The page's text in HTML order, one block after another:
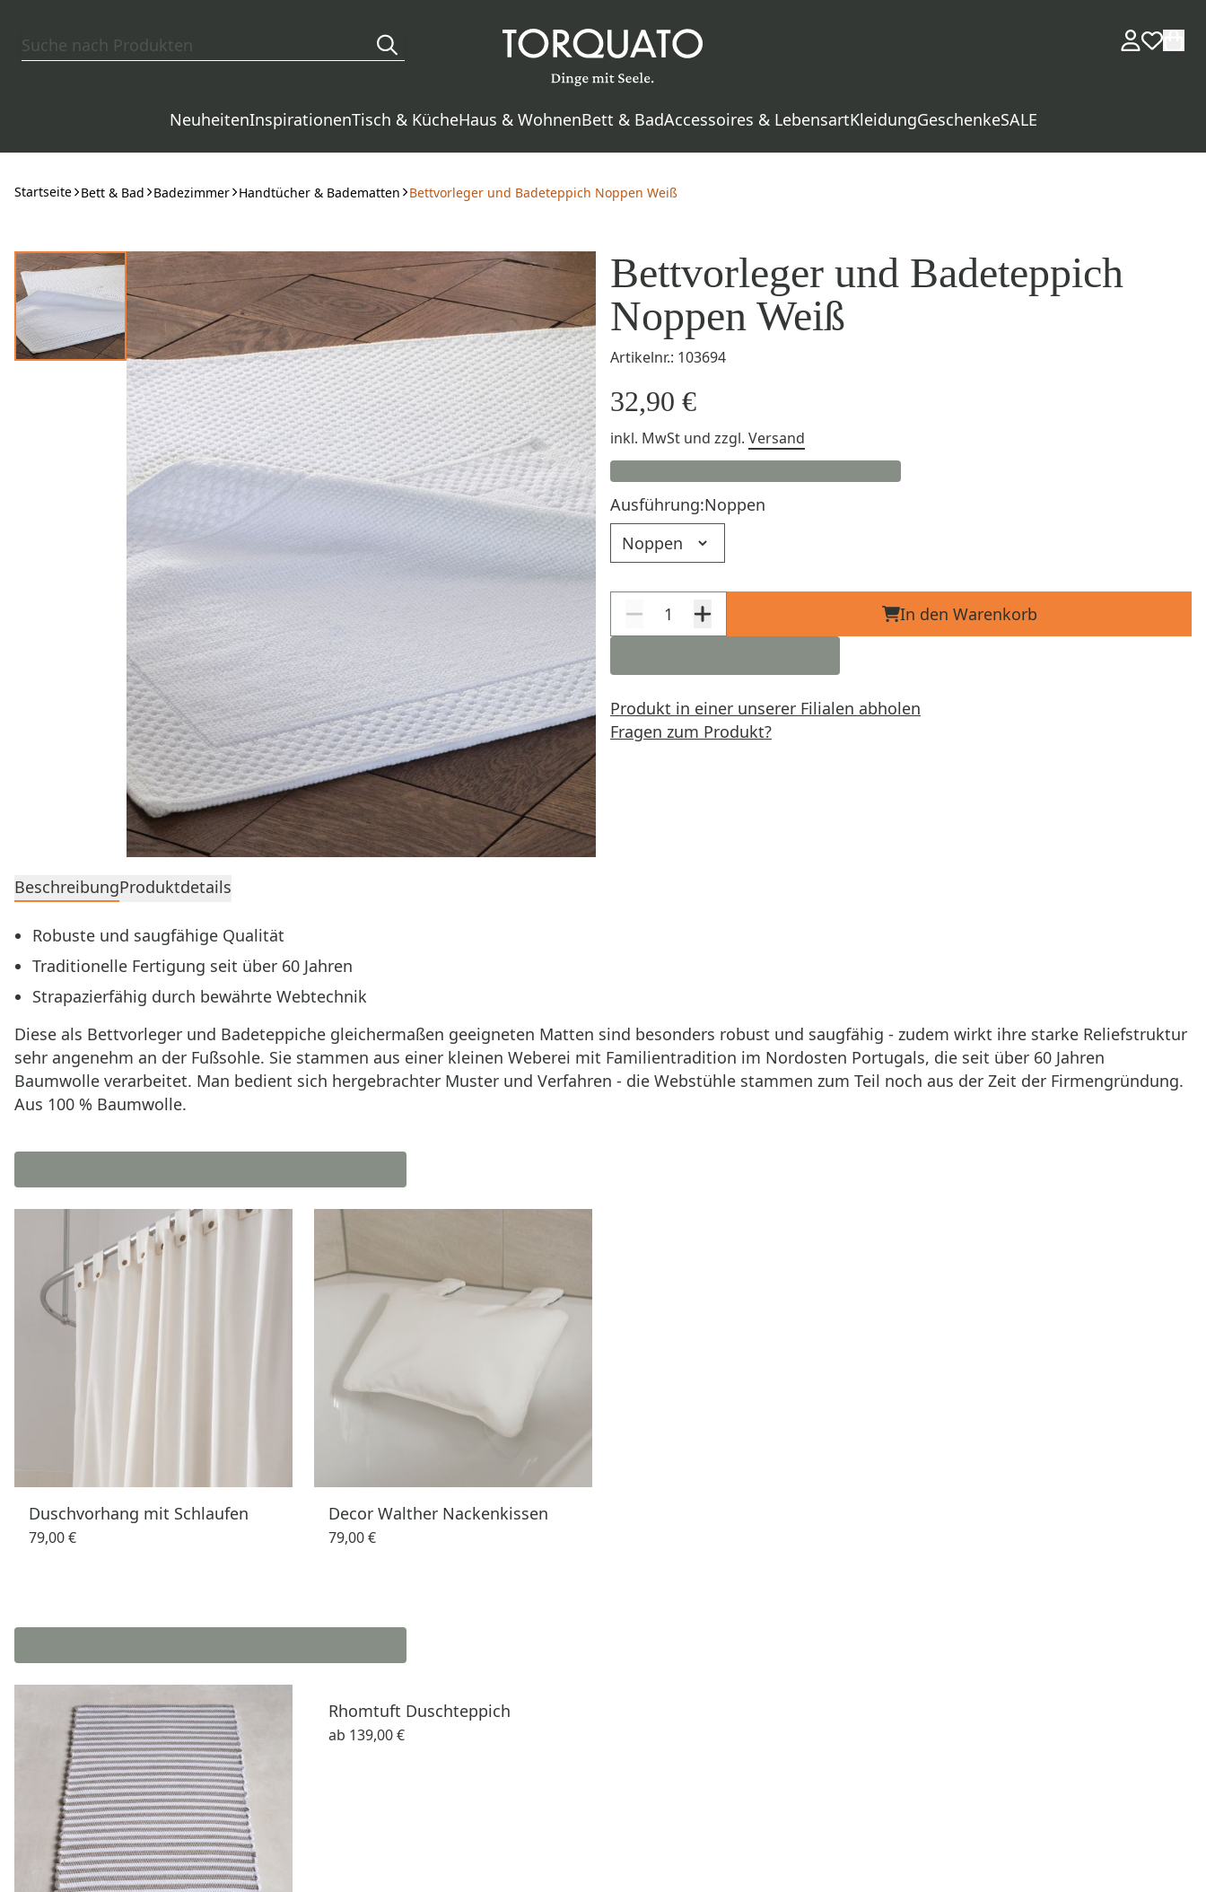
NeuheitenInspirationenTisch & KücheHaus & WohnenBett & BadAccessoires & LebensartKleidungGeschenkeSALE
Startseite Bett & Bad Badezimmer Handtücher & Badematten Bettvorleger und Badeteppich Noppen Weiß
Bettvorleger und Badeteppich
Noppen Weiß
Artikelnr.: 103694
32,90 €
inkl. MwSt und zzgl. Versand
Ausführung:Noppen
In den Warenkorb
Produkt in einer unserer Filialen abholen
Fragen zum Produkt?
BeschreibungProduktdetails
Robuste und saugfähige Qualität
Traditionelle Fertigung seit über 60 Jahren
Strapazierfähig durch bewährte Webtechnik
Diese als Bettvorleger und Badeteppiche gleichermaßen geeigneten Matten sind besonders robust und saugfähig - zudem wirkt ihre starke Reliefstruktur
sehr angenehm an der Fußsohle. Sie stammen aus einer kleinen Weberei mit Familientradition im Nordosten Portugals, die seit über 60 Jahren
Baumwolle verarbeitet. Man bedient sich hergebrachter Muster und Verfahren - die Webstühle stammen zum Teil noch aus der Zeit der Firmengründung.
Aus 100 % Baumwolle.
Duschvorhang mit Schlaufen
79,00 €
Decor Walther Nackenkissen
79,00 €
Rhomtuft Duschteppich
ab 139,00 €